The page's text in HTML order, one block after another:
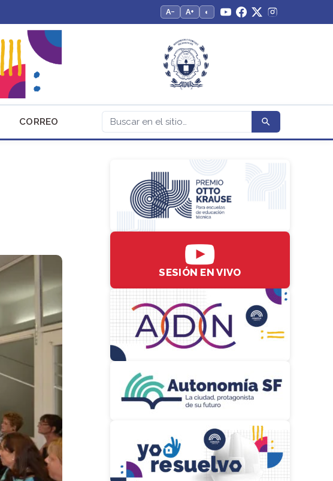
A− A+ ◐
CORREO
SESIÓN EN VIVO